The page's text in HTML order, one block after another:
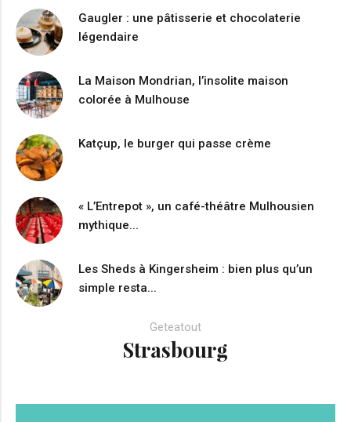
Gaugler : une pâtisserie et chocolaterie
légendaire
La Maison Mondrian, l’insolite maison
colorée à Mulhouse
Katçup, le burger qui passe crème
« L’Entrepot », un café-théâtre Mulhousien
mythique...
Les Sheds à Kingersheim : bien plus qu’un
simple resta...
Geteatout
Strasbourg